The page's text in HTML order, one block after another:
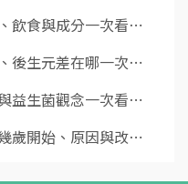
飲食與成分一次看⋯
後生元差在哪一次⋯
益生菌觀念一次看⋯
歲開始、原因與改⋯